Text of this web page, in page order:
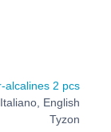
alcalines 2 pcs
English
Tyzon